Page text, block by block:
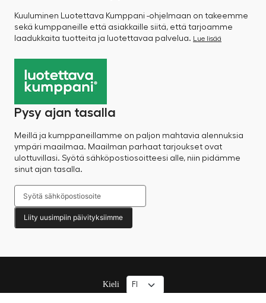
Kuuluminen Luotettava Kumppani -ohjelmaan on takeemme
sekä kumppaneille että asiakkaille siitä, että tarjoamme
laadukkaita tuotteita ja luotettavaa palvelua. Lue lisää
Pysy ajan tasalla
Meillä ja kumppaneillamme on paljon mahtavia alennuksia
ympäri maailmaa. Maailman parhaat tarjoukset ovat
ulottuvillasi. Syötä sähköpostiosoitteesi alle, niin pidämme
sinut ajan tasalla.
Liity uusimpiin päivityksiimme
Kieli